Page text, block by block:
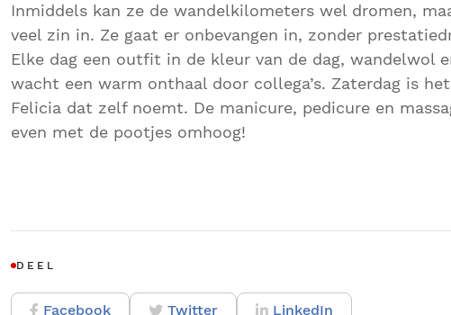
Inmiddels kan ze de wandelkilometers wel dromen,
veel zin in. Ze gaat er onbevangen in, zonder
Elke dag een outfit in de kleur van de dag, wandelwol
wacht een warm onthaal door collega’s. Zaterdag is
Felicia dat zelf noemt. De manicure, pedicure en
even met de pootjes omhoog!
DEEL
Facebook Twitter LinkedIn